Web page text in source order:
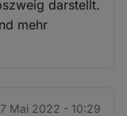
darstellt.
mehr
Mai 2022 - 10:29